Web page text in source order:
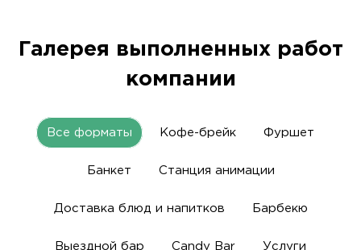
Галерея выполненных работ
компании
Все форматы Кофе-брейк Фуршет
Банкет Станция анимации
Доставка блюд и напитков Барбекю
Выездной бар Candy Bar Услуги